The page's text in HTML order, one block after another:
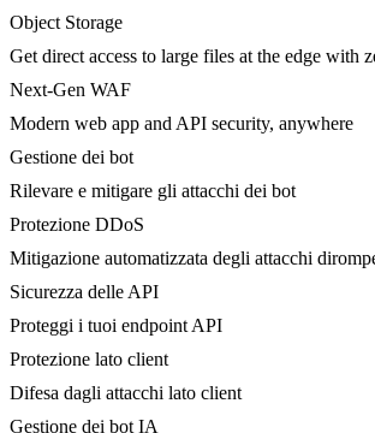
Object Storage
Get direct access to large files at the edge with
Next-Gen WAF
Modern web app and API security, anywhere
Gestione dei bot
Rilevare e mitigare gli attacchi dei bot
Protezione DDoS
Mitigazione automatizzata degli attacchi
Sicurezza delle API
Proteggi i tuoi endpoint API
Protezione lato client
Difesa dagli attacchi lato client
Gestione dei bot IA